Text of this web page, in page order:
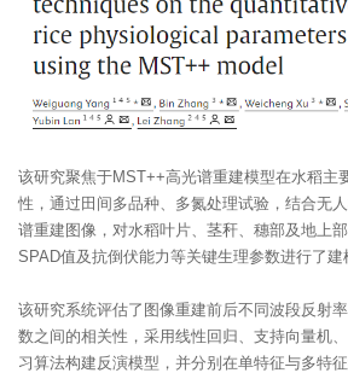
该研究聚焦于MST++高光谱重建模型在水稻主
性，通过田间多品种、多氮处理试验，结合无
谱重建图像，对水稻叶片、茎秆、穗部及地上
SPAD值及抗倒伏能力等关键生理参数进行了建
该研究系统评估了图像重建前后不同波段反射
数之间的相关性，采用线性回归、支持向量机
习算法构建反演模型，并分别在单特征与多特